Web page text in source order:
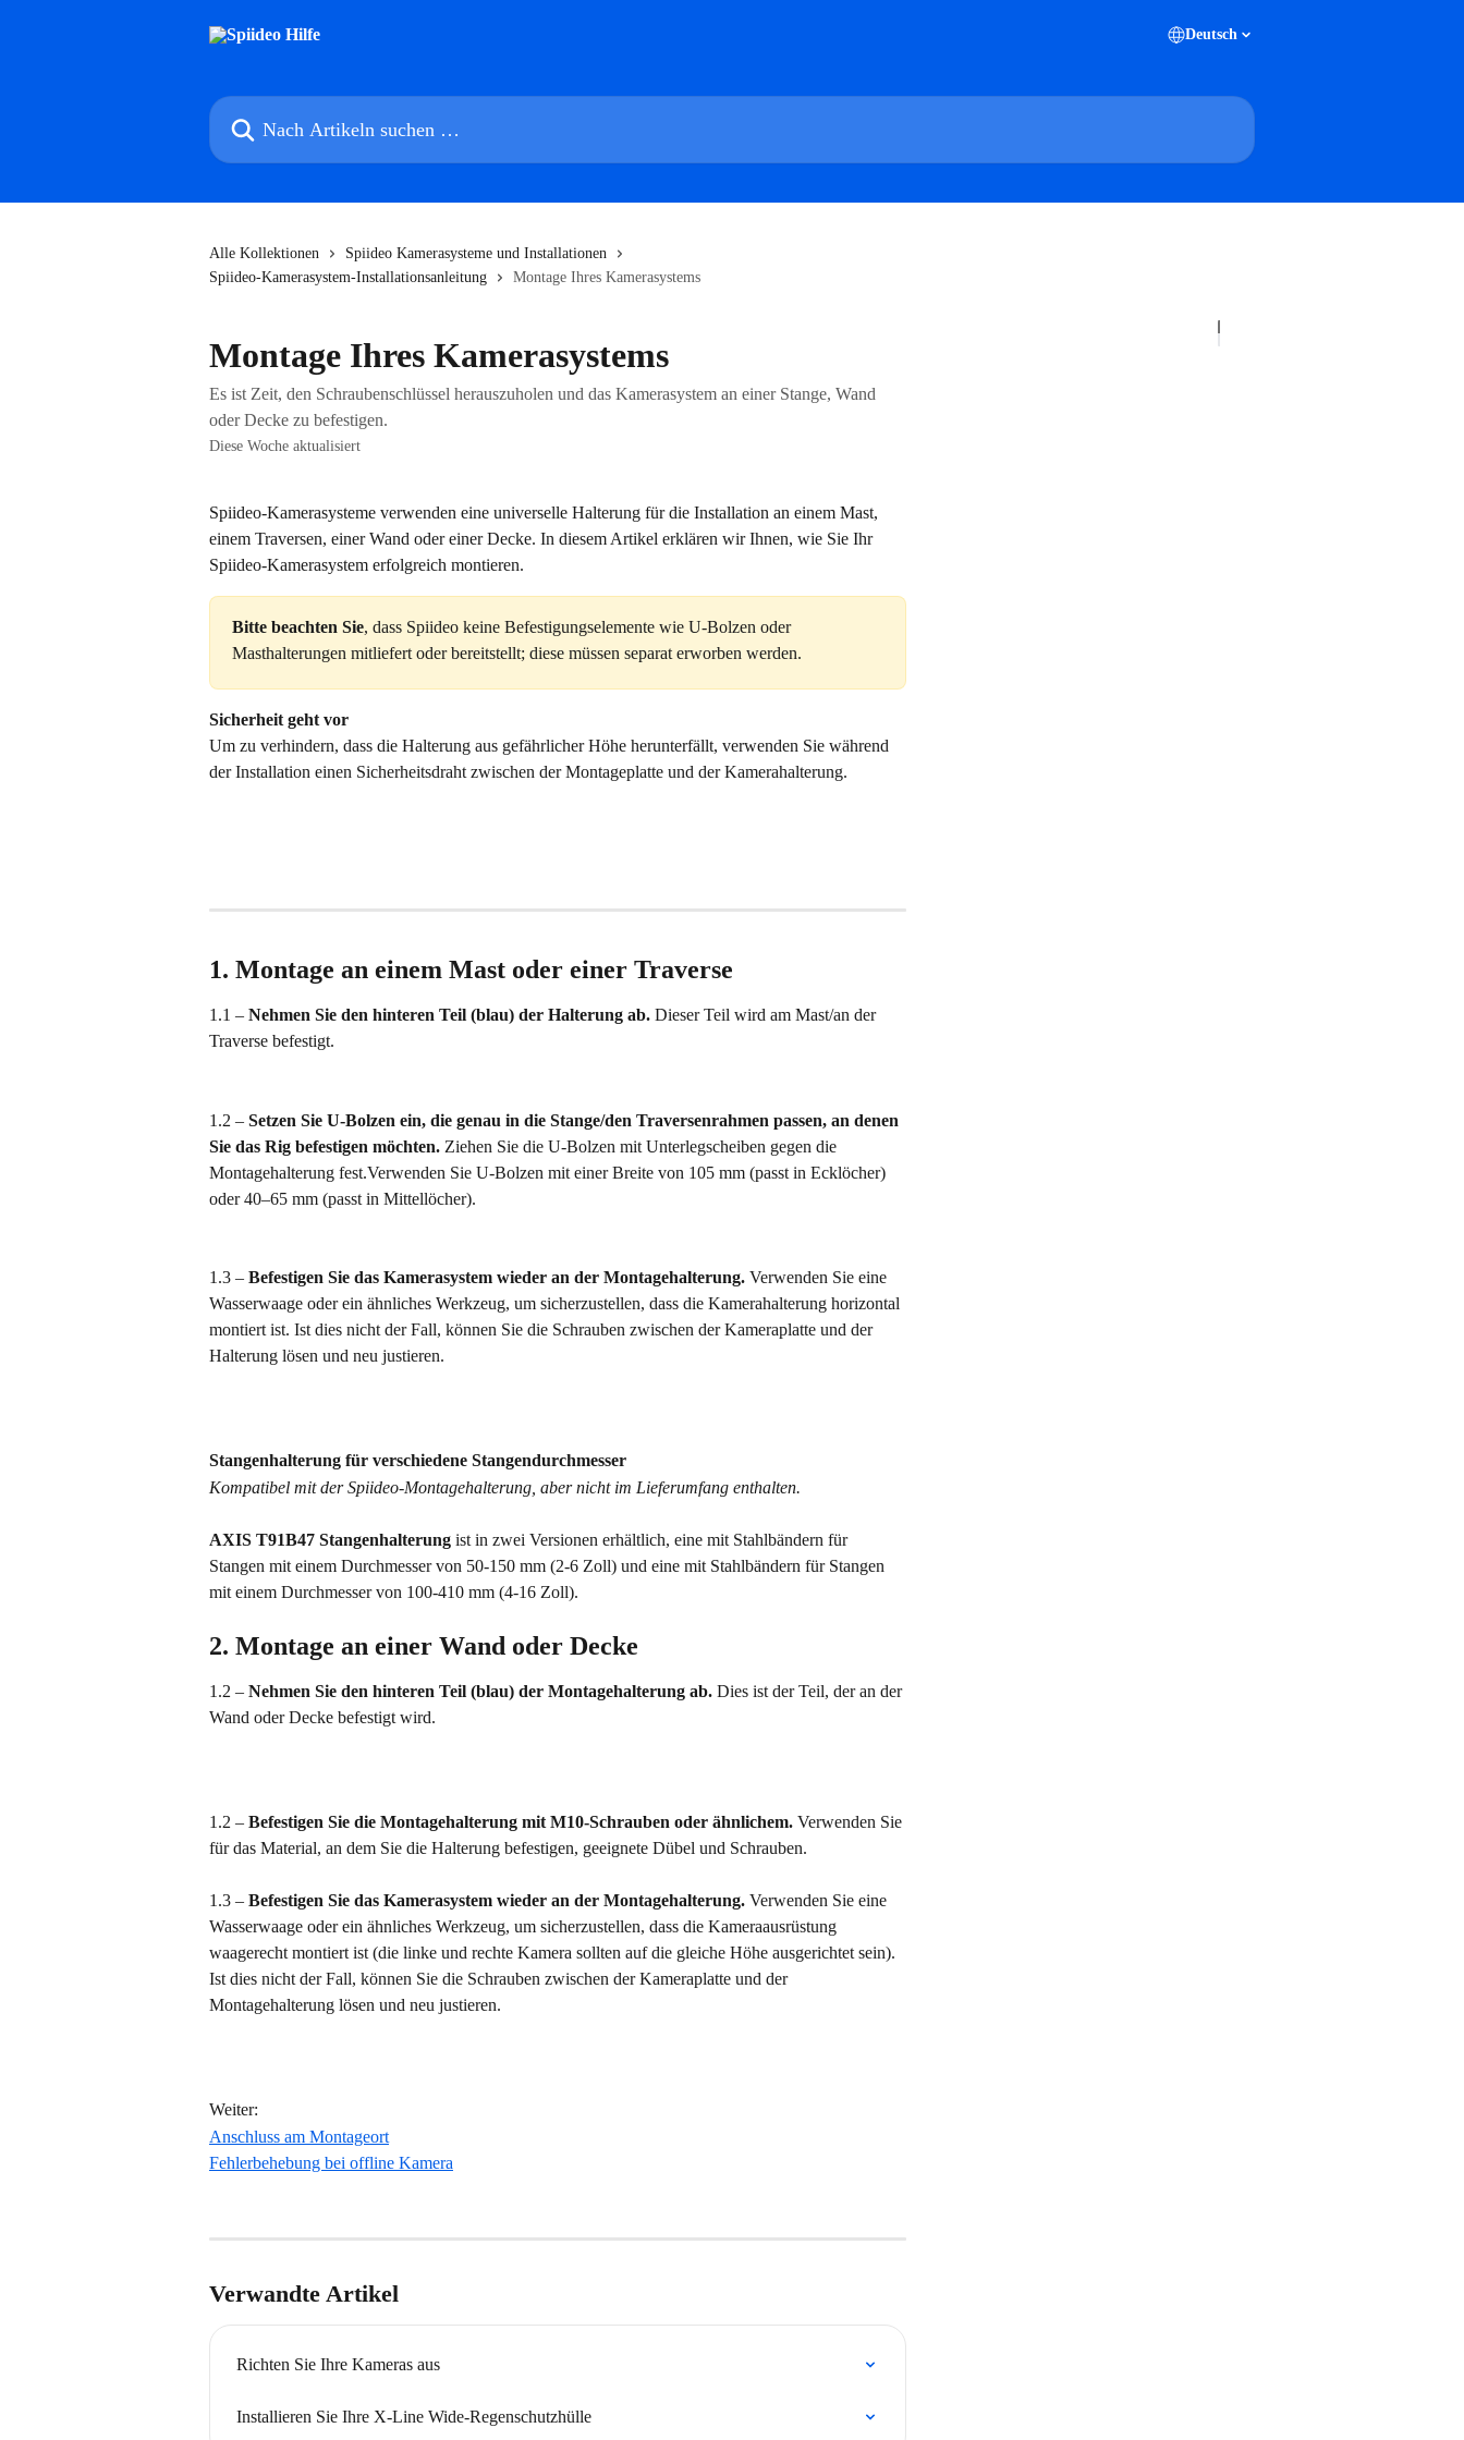
Deutsch
Nach Artikeln suchen …
Alle Kollektionen
Spiideo Kamerasysteme und Installationen
Spiideo-Kamerasystem-Installationsanleitung
Montage Ihres Kamerasystems
Montage Ihres Kamerasystems
Es ist Zeit, den Schraubenschlüssel herauszuholen und das Kamerasystem an einer Stange, Wand
oder Decke zu befestigen.
Diese Woche aktualisiert
Spiideo-Kamerasysteme verwenden eine universelle Halterung für die Installation an einem Mast,
einem Traversen, einer Wand oder einer Decke. In diesem Artikel erklären wir Ihnen, wie Sie Ihr
Spiideo-Kamerasystem erfolgreich montieren.
Bitte beachten Sie, dass Spiideo keine Befestigungselemente wie U-Bolzen oder
Masthalterungen mitliefert oder bereitstellt; diese müssen separat erworben werden.
Sicherheit geht vor
Um zu verhindern, dass die Halterung aus gefährlicher Höhe herunterfällt, verwenden Sie während
der Installation einen Sicherheitsdraht zwischen der Montageplatte und der Kamerahalterung.
1. Montage an einem Mast oder einer Traverse
1.1 – Nehmen Sie den hinteren Teil (blau) der Halterung ab. Dieser Teil wird am Mast/an der
Traverse befestigt.
1.2 – Setzen Sie U-Bolzen ein, die genau in die Stange/den Traversenrahmen passen, an denen
Sie das Rig befestigen möchten. Ziehen Sie die U-Bolzen mit Unterlegscheiben gegen die
Montagehalterung fest.Verwenden Sie U-Bolzen mit einer Breite von 105 mm (passt in Ecklöcher)
oder 40–65 mm (passt in Mittellöcher).
1.3 – Befestigen Sie das Kamerasystem wieder an der Montagehalterung. Verwenden Sie eine
Wasserwaage oder ein ähnliches Werkzeug, um sicherzustellen, dass die Kamerahalterung horizontal
montiert ist. Ist dies nicht der Fall, können Sie die Schrauben zwischen der Kameraplatte und der
Halterung lösen und neu justieren.
Stangenhalterung für verschiedene Stangendurchmesser
Kompatibel mit der Spiideo-Montagehalterung, aber nicht im Lieferumfang enthalten.
AXIS T91B47 Stangenhalterung ist in zwei Versionen erhältlich, eine mit Stahlbändern für
Stangen mit einem Durchmesser von 50-150 mm (2-6 Zoll) und eine mit Stahlbändern für Stangen
mit einem Durchmesser von 100-410 mm (4-16 Zoll).
2. Montage an einer Wand oder Decke
1.2 – Nehmen Sie den hinteren Teil (blau) der Montagehalterung ab. Dies ist der Teil, der an der
Wand oder Decke befestigt wird.
1.2 – Befestigen Sie die Montagehalterung mit M10-Schrauben oder ähnlichem. Verwenden Sie
für das Material, an dem Sie die Halterung befestigen, geeignete Dübel und Schrauben.
1.3 – Befestigen Sie das Kamerasystem wieder an der Montagehalterung. Verwenden Sie eine
Wasserwaage oder ein ähnliches Werkzeug, um sicherzustellen, dass die Kameraausrüstung
waagerecht montiert ist (die linke und rechte Kamera sollten auf die gleiche Höhe ausgerichtet sein).
Ist dies nicht der Fall, können Sie die Schrauben zwischen der Kameraplatte und der
Montagehalterung lösen und neu justieren.
Weiter:
Anschluss am Montageort
Fehlerbehebung bei offline Kamera
Verwandte Artikel
Richten Sie Ihre Kameras aus
Installieren Sie Ihre X-Line Wide-Regenschutzhülle